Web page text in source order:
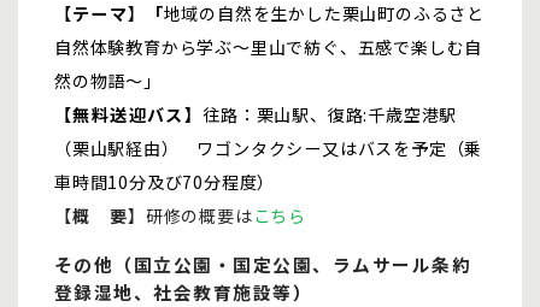
【テーマ】 「地域の自然を生かした栗山町のふるさと
自然体験教育から学ぶ～里山で紡ぐ、五感で楽しむ自
然の物語～」
【無料送迎バス】 往路：栗山駅、復路:千歳空港駅
（栗山駅経由） ワゴンタクシー又はバスを予定（乗
車時間10分及び70分程度）
【概 要】研修の概要はこちら
その他（国立公園・国定公園、ラムサール条約
登録湿地、社会教育施設等）